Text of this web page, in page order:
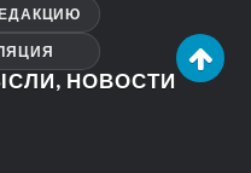
НОВОСТИ